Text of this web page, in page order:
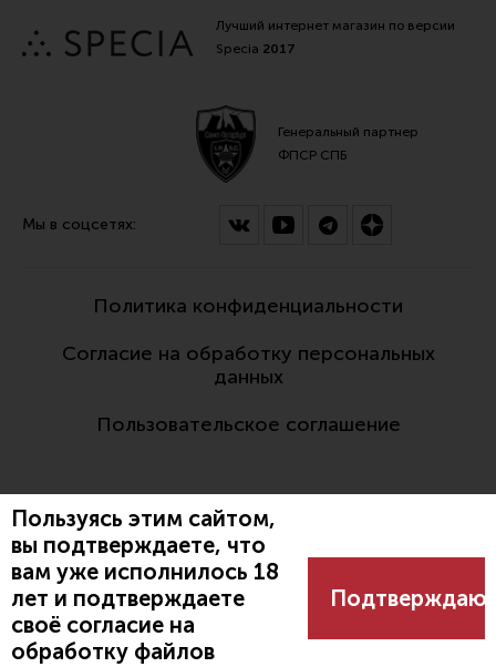
Пользуясь этим сайтом,
вы подтверждаете, что
вам уже исполнилось 18
лет и подтверждаете
своё согласие на
обработку файлов
Подтверждаю
Лучший интернет магазин по версии
Specia 2017
Генеральный партнер
ФПСР СПБ
Мы в соцсетях:
Политика конфиденциальности
Согласие на обработку персональных
данных
Пользовательское соглашение
Разработано: